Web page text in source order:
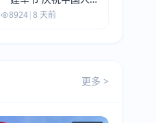
解放军建军99周年
8924|8 天前
更多 >